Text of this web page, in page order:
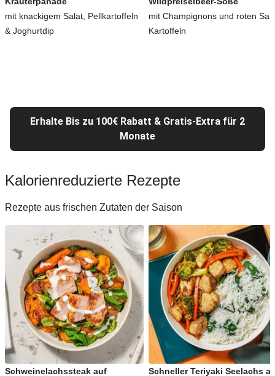
mit knackigem Salat, Pellkartoffeln
& Joghurtdip
mit Champignons und roten
Kartoffeln
Erhalte Bis zu 100€ Rabatt & Gratis-Extra für 2
Monate
Kalorienreduzierte Rezepte
Rezepte aus frischen Zutaten der Saison
Schweinelachssteak auf
Schneller Teriyaki Seelachs